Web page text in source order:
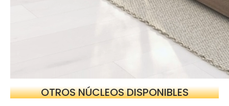
OTROS NÚCLEOS DISPONIBLES